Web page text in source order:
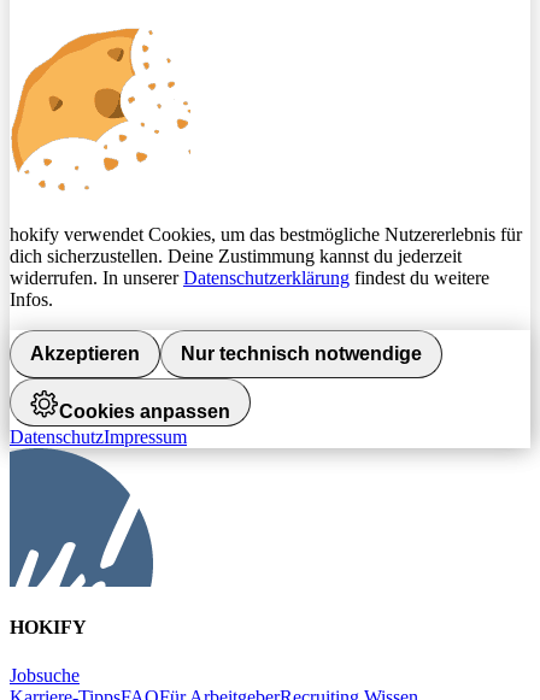
hokify verwendet Cookies, um das bestmögliche Nutzererlebnis für
dich sicherzustellen. Deine Zustimmung kannst du jederzeit
widerrufen. In unsererDatenschutzerklärung findest du weitere
Infos.
Akzeptieren Nur technisch notwendige
Cookies anpassen
DatenschutzImpressum
HOKIFY
Jobsuche